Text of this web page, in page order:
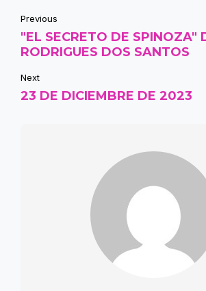
Previous
"EL SECRETO DE SPINOZA"
RODRIGUES DOS SANTOS
Next
23 DE DICIEMBRE DE 2023